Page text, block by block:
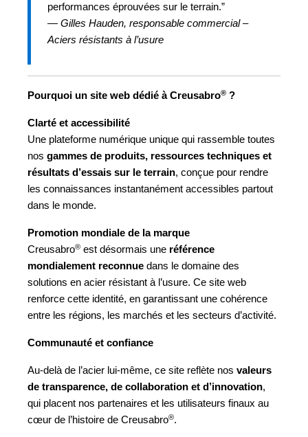
performances éprouvées sur le terrain.”
— Gilles Hauden, responsable commercial –
Aciers résistants à l’usure
Pourquoi un site web dédié à Creusabro® ?
Clarté et accessibilité
Une plateforme numérique unique qui rassemble toutes
nos gammes de produits, ressources techniques et
résultats d’essais sur le terrain, conçue pour rendre
les connaissances instantanément accessibles partout
dans le monde.
Promotion mondiale de la marque
Creusabro® est désormais une référence
mondialement reconnue dans le domaine des
solutions en acier résistant à l’usure. Ce site web
renforce cette identité, en garantissant une cohérence
entre les régions, les marchés et les secteurs d’activité.
Communauté et confiance
Au-delà de l’acier lui-même, ce site reflète nos valeurs
de transparence, de collaboration et d’innovation,
qui placent nos partenaires et les utilisateurs finaux au
cœur de l’histoire de Creusabro®.